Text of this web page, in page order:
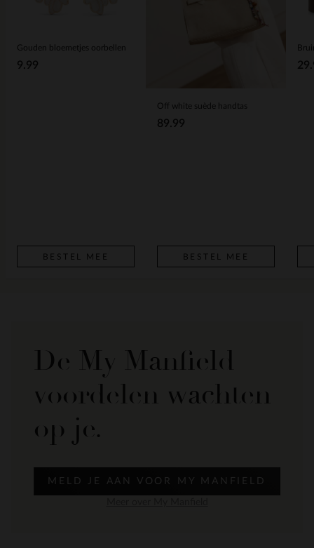
Gouden bloemetjes oorbellen
9.99
BESTEL MEE
Off white suède handtas
89.99
BESTEL MEE
De My Manfield
voordelen wachten
op je.
MELD JE AAN VOOR MY MANFIELD